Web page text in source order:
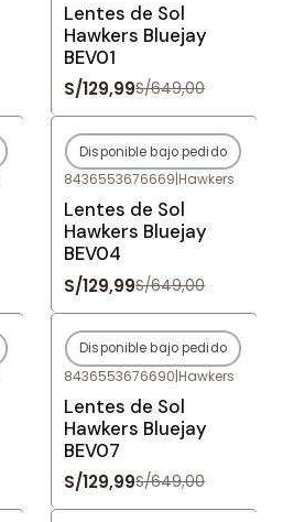
Lentes de Sol
Hawkers Bluejay
BEV01
S/129,99S/649,00
-80%OFF
Agotado
Disponible bajo pedido
8436553676669|Hawkers
Lentes de Sol
Hawkers Bluejay
BEV04
S/129,99S/649,00
-80%OFF
Agotado
Disponible bajo pedido
8436553676690|Hawkers
Lentes de Sol
Hawkers Bluejay
BEV07
S/129,99S/649,00